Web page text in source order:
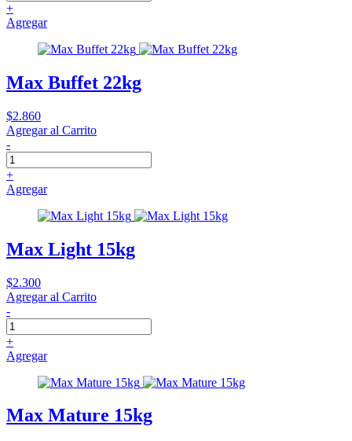
+
Agregar
Max Buffet 22kg
$2.860
Agregar al Carrito
-
+
Agregar
Max Light 15kg
$2.300
Agregar al Carrito
-
+
Agregar
Max Mature 15kg